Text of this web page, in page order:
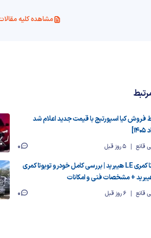
مشاهده کلیه
فروش کیا اسپورتیج با قیمت جدید اعلام شد
قانع 5 روز قبل 0
تویوتا کمری LE هیبرید | بررسی کامل خودرو تویوتا کمری
قانع 6 روز قبل 0